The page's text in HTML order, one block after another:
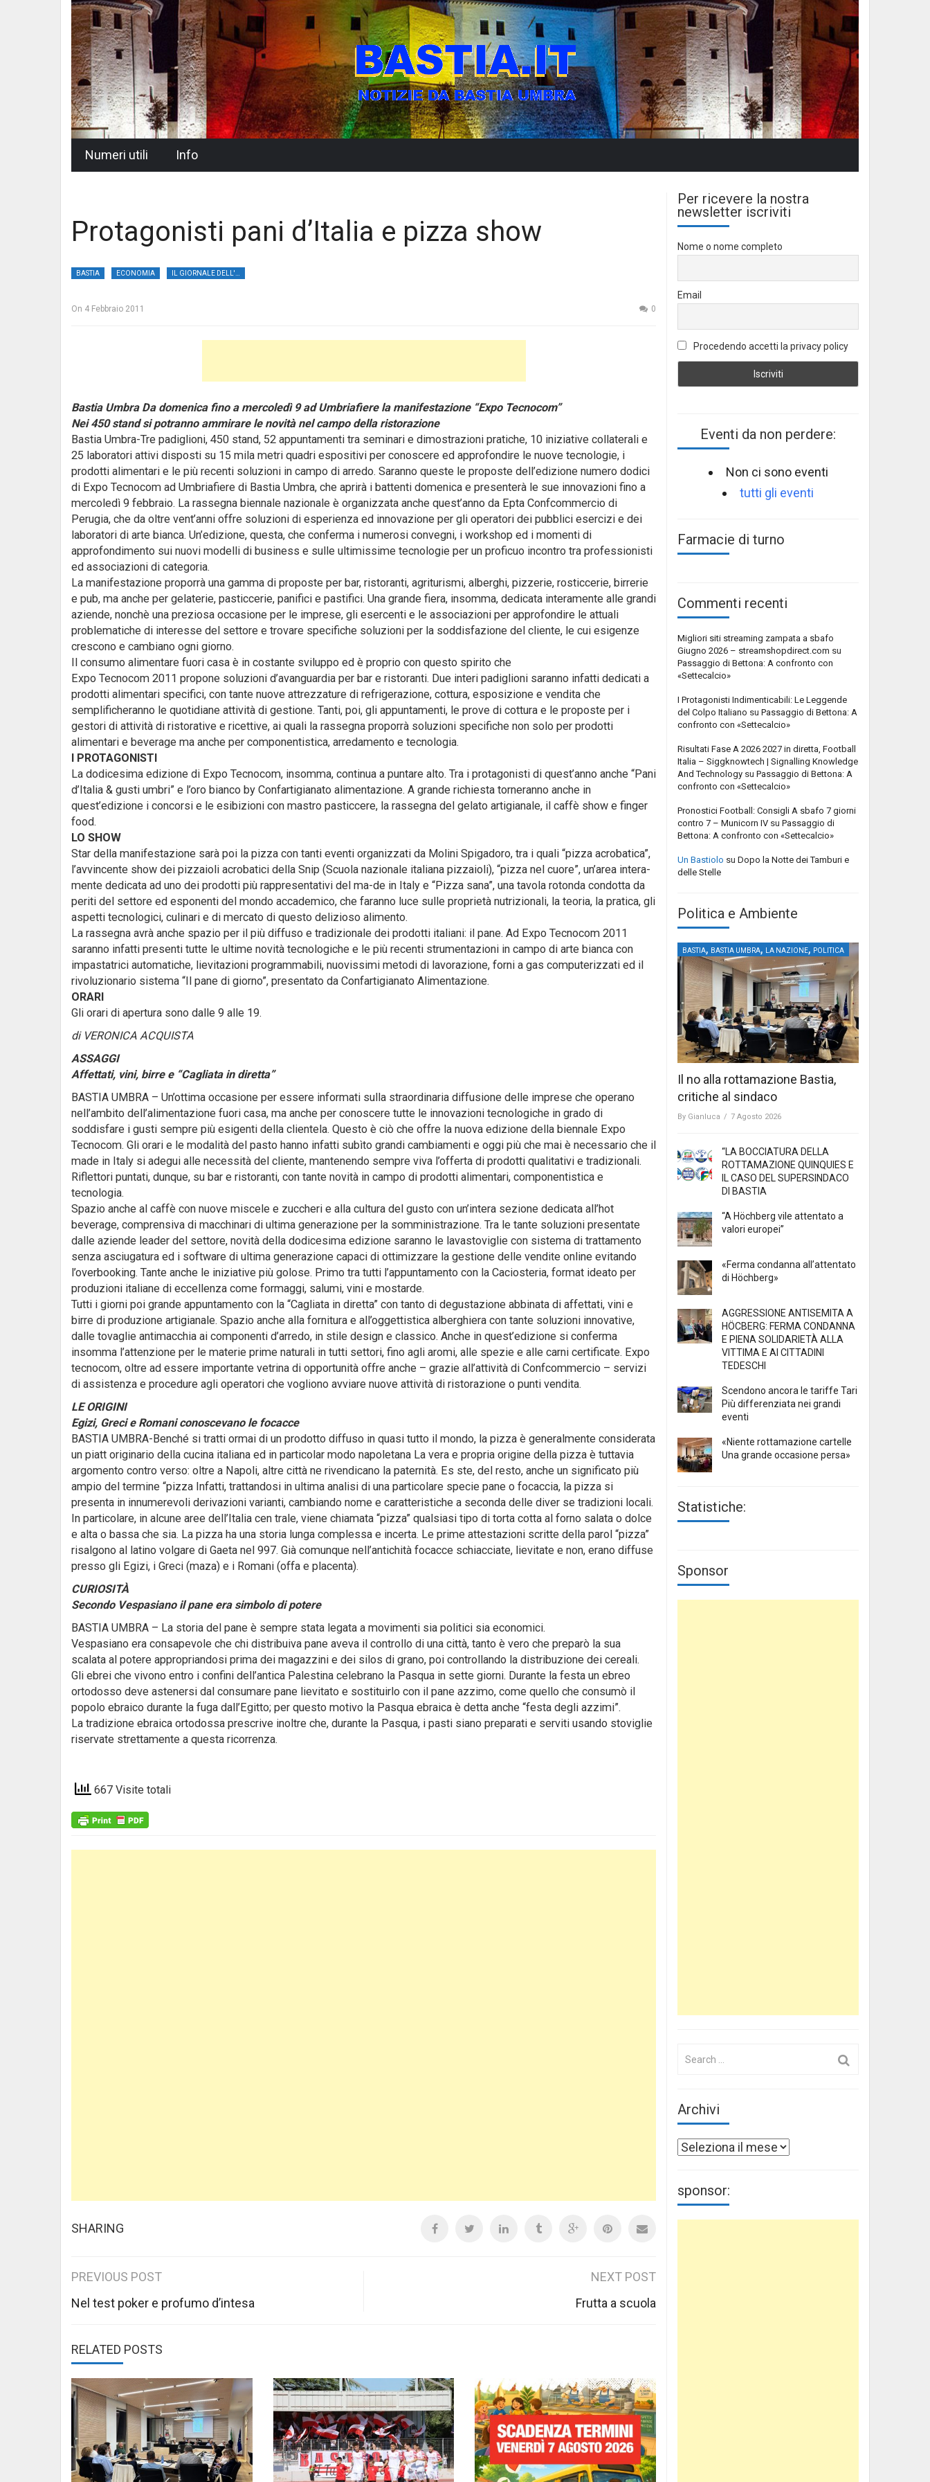
Numeri utili Info
Protagonisti pani d’Italia e pizza show
BASTIA ECONOMIA
On 4 Febbraio 2011 0
Bastia Umbra Da domenica fino a mercoledì 9 ad Umbriafiere la manifestazione “Expo Tecnocom”
Nei 450 stand si potranno ammirare le novità nel campo della ristorazione
Bastia Umbra-Tre padiglioni, 450 stand, 52 appuntamenti tra seminari e dimostrazioni pratiche, 10 iniziative collaterali e
25 laboratori attivi disposti su 15 mila metri quadri espositivi per conoscere ed approfondire le nuove tecnologie, i
prodotti alimentari e le più recenti soluzioni in campo di arredo. Saranno queste le proposte dell’edizione numero dodici
di Expo Tecnocom ad Umbriafiere di Bastia Umbra, che aprirà i battenti domenica e presenterà le sue innovazioni fino a
mercoledì 9 febbraio. La rassegna biennale nazionale è organizzata anche quest’anno da Epta Confcommercio di
Perugia, che da oltre vent’anni offre soluzioni di esperienza ed innovazione per gli operatori dei pubblici esercizi e dei
laboratori di arte bianca. Un’edizione, questa, che conferma i numerosi convegni, i workshop ed i momenti di
approfondimento sui nuovi modelli di business e sulle ultimissime tecnologie per un proficuo incontro tra professionisti
ed associazioni di categoria.
La manifestazione proporrà una gamma di proposte per bar, ristoranti, agriturismi, alberghi, pizzerie, rosticcerie, birrerie
e pub, ma anche per gelaterie, pasticcerie, panifici e pastifici. Una grande fiera, insomma, dedicata interamente alle grandi
aziende, nonchè una preziosa occasione per le imprese, gli esercenti e le associazioni per approfondire le attuali
problematiche di interesse del settore e trovare specifiche soluzioni per la soddisfazione del cliente, le cui esigenze
crescono e cambiano ogni giorno.
Il consumo alimentare fuori casa è in costante sviluppo ed è proprio con questo spirito che
Expo Tecnocom 2011 propone soluzioni d’avanguardia per bar e ristoranti. Due interi padiglioni saranno infatti dedicati a
prodotti alimentari specifici, con tante nuove attrezzature di refrigerazione, cottura, esposizione e vendita che
semplificheranno le quotidiane attività di gestione. Tanti, poi, gli appuntamenti, le prove di cottura e le proposte per i
gestori di attività di ristorative e ricettive, ai quali la rassegna proporrà soluzioni specifiche non solo per prodotti
alimentari e beverage ma anche per componentistica, arredamento e tecnologia.
I PROTAGONISTI
La dodicesima edizione di Expo Tecnocom, insomma, continua a puntare alto. Tra i protagonisti di quest’anno anche “Pani
d’Italia & gusti umbri” e l’oro bianco by Confartigianato alimentazione. A grande richiesta torneranno anche in
quest’edizione i concorsi e le esibizioni con mastro pasticcere, la rassegna del gelato artigianale, il caffè show e finger
food.
LO SHOW
Star della manifestazione sarà poi la pizza con tanti eventi organizzati da Molini Spigadoro, tra i quali “pizza acrobatica”,
l’avvincente show dei pizzaioli acrobatici della Snip (Scuola nazionale italiana pizzaioli), “pizza nel cuore”, un’area intera-
mente dedicata ad uno dei prodotti più rappresentativi del ma-de in Italy e “Pizza sana”, una tavola rotonda condotta da
periti del settore ed esponenti del mondo accademico, che faranno luce sulle proprietà nutrizionali, la teoria, la pratica, gli
aspetti tecnologici, culinari e di mercato di questo delizioso alimento.
La rassegna avrà anche spazio per il più diffuso e tradizionale dei prodotti italiani: il pane. Ad Expo Tecnocom 2011
saranno infatti presenti tutte le ultime novità tecnologiche e le più recenti strumentazioni in campo di arte bianca con
impastatrici automatiche, lievitazioni programmabili, nuovissimi metodi di lavorazione, forni a gas computerizzati ed il
rivoluzionario sistema “Il pane di giorno”, presentato da Confartigianato Alimentazione.
ORARI
Gli orari di apertura sono dalle 9 alle 19.
di VERONICA ACQUISTA
ASSAGGI
Affettati, vini, birre e “Cagliata in diretta”
BASTIA UMBRA – Un’ottima occasione per essere informati sulla straordinaria diffusione delle imprese che operano
nell’ambito dell’alimentazione fuori casa, ma anche per conoscere tutte le innovazioni tecnologiche in grado di
soddisfare i gusti sempre più esigenti della clientela. Questo è ciò che offre la nuova edizione della biennale Expo
Tecnocom. Gli orari e le modalità del pasto hanno infatti subìto grandi cambiamenti e oggi più che mai è necessario che il
made in Italy si adegui alle necessità del cliente, mantenendo sempre viva l’offerta di prodotti qualitativi e tradizionali.
Riflettori puntati, dunque, su bar e ristoranti, con tante novità in campo di prodotti alimentari, componentistica e
tecnologia.
Spazio anche al caffè con nuove miscele e zuccheri e alla cultura del gusto con un’intera sezione dedicata all’hot
beverage, comprensiva di macchinari di ultima generazione per la somministrazione. Tra le tante soluzioni presentate
dalle aziende leader del settore, novità della dodicesima edizione saranno le lavastoviglie con sistema di trattamento
senza asciugatura ed i software di ultima generazione capaci di ottimizzare la gestione delle vendite online evitando
l’overbooking. Tante anche le iniziative più golose. Primo tra tutti l’appuntamento con la Caciosteria, format ideato per
produzioni italiane di eccellenza come formaggi, salumi, vini e mostarde.
Tutti i giorni poi grande appuntamento con la “Cagliata in diretta” con tanto di degustazione abbinata di affettati, vini e
birre di produzione artigianale. Spazio anche alla fornitura e all’oggettistica alberghiera con tante soluzioni innovative,
dalle tovaglie antimacchia ai componenti d’arredo, in stile design e classico. Anche in quest’edizione si conferma
insomma l’attenzione per le materie prime naturali in tutti settori, fino agli aromi, alle spezie e alle carni certificate. Expo
tecnocom, oltre ad essere importante vetrina di opportunità offre anche – grazie all’attività di Confcommercio – servizi
di assistenza e procedure agli operatori che vogliono avviare nuove attività di ristorazione o punti vendita.
LE ORIGINI
Egizi, Greci e Romani conoscevano le focacce
BASTIA UMBRA-Benché si tratti ormai di un prodotto diffuso in quasi tutto il mondo, la pizza è generalmente considerata
un piatt originario della cucina italiana ed in particolar modo napoletana La vera e propria origine della pizza è tuttavia
argomento contro verso: oltre a Napoli, altre città ne rivendicano la paternità. Es ste, del resto, anche un significato più
ampio del termine “pizza Infatti, trattandosi in ultima analisi di una particolare specie pane o focaccia, la pizza si
presenta in innumerevoli derivazioni varianti, cambiando nome e caratteristiche a seconda delle diver se tradizioni locali.
In particolare, in alcune aree dell’Italia cen trale, viene chiamata “pizza” qualsiasi tipo di torta cotta al forno salata o dolce
e alta o bassa che sia. La pizza ha una storia lunga complessa e incerta. Le prime attestazioni scritte della parol “pizza”
risalgono al latino volgare di Gaeta nel 997. Già comunque nell’antichità focacce schiacciate, lievitate e non, erano diffuse
presso gli Egizi, i Greci (maza) e i Romani (offa e placenta).
CURIOSITÀ
Secondo Vespasiano il pane era simbolo di potere
BASTIA UMBRA – La storia del pane è sempre stata legata a movimenti sia politici sia economici.
Vespasiano era consapevole che chi distribuiva pane aveva il controllo di una città, tanto è vero che preparò la sua
scalata al potere appropriandosi prima dei magazzini e dei silos di grano, poi controllando la distribuzione dei cereali.
Gli ebrei che vivono entro i confini dell’antica Palestina celebrano la Pasqua in sette giorni. Durante la festa un ebreo
ortodosso deve astenersi dal consumare pane lievitato e sostituirlo con il pane azzimo, come quello che consumò il
popolo ebraico durante la fuga dall’Egitto; per questo motivo la Pasqua ebraica è detta anche “festa degli azzimi”.
La tradizione ebraica ortodossa prescrive inoltre che, durante la Pasqua, i pasti siano preparati e serviti usando stoviglie
riservate strettamente a questa ricorrenza.
667 Visite totali
SHARING
Post
navigation
PREVIOUS POST
Nel test poker e profumo d’intesa
NEXT POST
Frutta a scuola
RELATED POSTS
Per ricevere la nostra
newsletter iscriviti
Nome o nome completo
Email
Procedendo accetti la privacy policy
Eventi da non perdere:
Non ci sono eventi
tutti gli eventi
Farmacie di turno
Commenti recenti
Migliori siti streaming zampata a sbafo
Giugno 2026 – streamshopdirect.com su
Passaggio di Bettona: A confronto con
«Settecalcio»
I Protagonisti Indimenticabili: Le Leggende
del Colpo Italiano su Passaggio di Bettona: A
confronto con «Settecalcio»
Risultati Fase A 2026 2027 in diretta, Football
Italia – Siggknowtech | Signalling Knowledge
And Technology su Passaggio di Bettona: A
confronto con «Settecalcio»
Pronostici Football: Consigli A sbafo 7 giorni
contro 7 – Municorn IV su Passaggio di
Bettona: A confronto con «Settecalcio»
Un Bastiolo su Dopo la Notte dei Tamburi e
delle Stelle
Politica e Ambiente
BASTIA, BASTIA UMBRA, LA NAZIONE, POLITICA
Il no alla rottamazione Bastia,
critiche al sindaco
By Gianluca / 7 Agosto 2026
“LA BOCCIATURA DELLA
ROTTAMAZIONE QUINQUIES E
IL CASO DEL SUPERSINDACO
DI BASTIA
“A Höchberg vile attentato a
valori europei”
«Ferma condanna all’attentato
di Höchberg»
AGGRESSIONE ANTISEMITA A
HÖCBERG: FERMA CONDANNA
E PIENA SOLIDARIETÀ ALLA
VITTIMA E AI CITTADINI
TEDESCHI
Scendono ancora le tariffe Tari
Più differenziata nei grandi
eventi
«Niente rottamazione cartelle
Una grande occasione persa»
Statistiche:
Sponsor
Archivi
Archivi
sponsor: